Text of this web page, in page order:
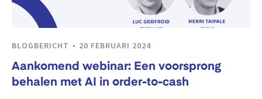
BLOGBERICHT 20 FEBRUARI 2024
Aankomend webinar: Een voorsprong
behalen met AI in order-to-cash